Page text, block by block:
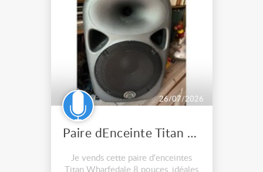
26/07/2026
Paire dEnceinte Titan wharfedale 8
Je vends cette paire d'enceintes
Titan Wharfedale 8 pouces, idéales